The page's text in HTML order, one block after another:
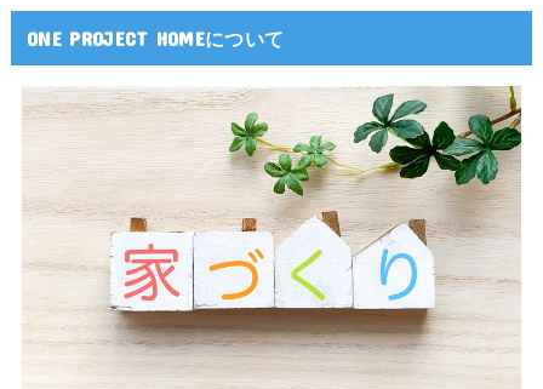
ONE PROJECT HOMEについて